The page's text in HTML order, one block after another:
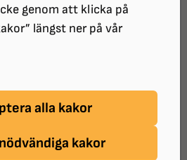
genom att klicka på
längst ner på vår
alla kakor
kakor